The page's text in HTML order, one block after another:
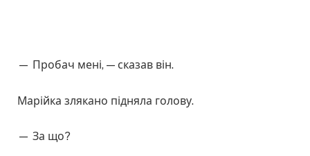
— Пробач мені, — сказав він.
Марійка злякано підняла голову.
— За що?